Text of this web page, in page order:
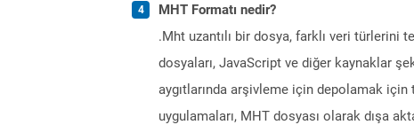
MHT Formatı nedir?
.Mht uzantılı bir dosya, farklı veri
dosyaları, JavaScript ve diğer kaynaklar
aygıtlarında arşivleme için depolamak
uygulamaları, MHT dosyası olarak dışa